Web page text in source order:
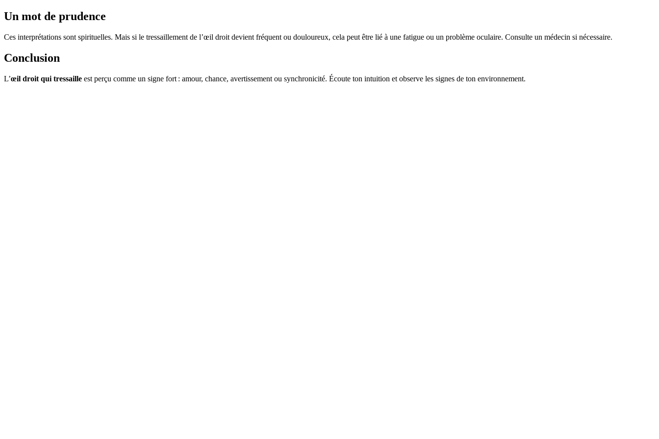
Un mot de prudence
Ces interprétations sont spirituelles. Mais si le tressaillement de l’œil droit devient fréquent ou douloureux, cela peut être lié à une fatigue ou un problème oculaire. Consulte un médecin si nécessaire.
Conclusion
L’œil droit qui tressaille est perçu comme un signe fort : amour, chance, avertissement ou synchronicité. Écoute ton intuition et observe les signes de ton environnement.